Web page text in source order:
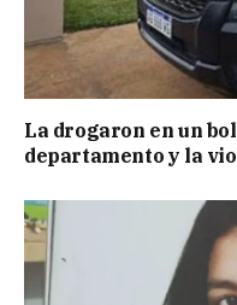
La drogaron en un
departamento y la